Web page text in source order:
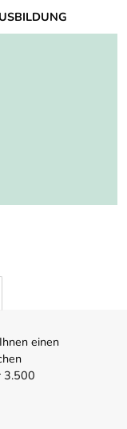
einen
3.500